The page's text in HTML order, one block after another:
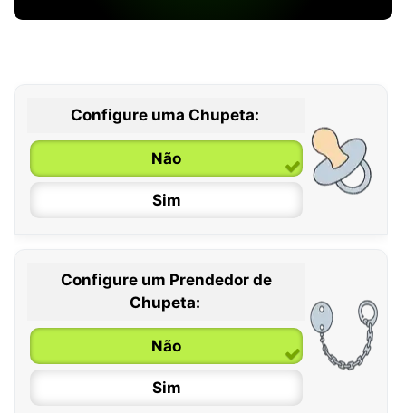
Configure uma Chupeta:
Não
Sim
0 / 6 meses
6 / 36 meses
Configure um Prendedor de
Chupeta:
Não
Sim